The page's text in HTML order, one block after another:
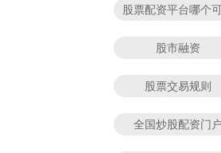
股票配资平台哪个
股市融资
股票交易规则
全国炒股配资门户